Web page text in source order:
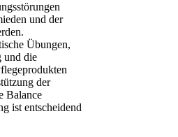
und der
Übungen,
und die
der
Balance
ist entscheidend